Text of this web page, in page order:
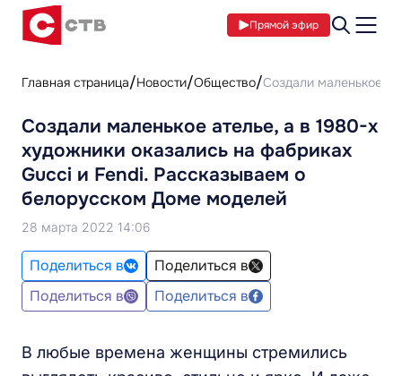
Прямой эфир
Главная страница Новости Общество Создали маленькое
Создали маленькое ателье, а в 1980-х
художники оказались на фабриках
Gucci и Fendi. Рассказываем о
белорусском Доме моделей
28 марта 2022 14:06
Поделиться в
Поделиться в
Поделиться в
Поделиться в
В любые времена женщины стремились